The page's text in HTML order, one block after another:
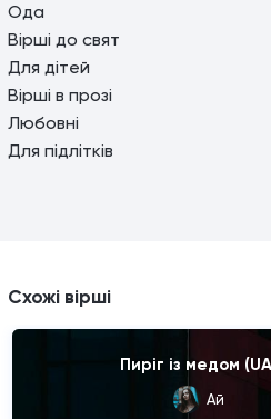
Ода
Вірші до свят
Для дітей
Вірші в прозі
Любовні
Для підлітків
Схожі вірші
Пиріг із медом
Ай